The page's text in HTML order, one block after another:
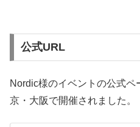
公式URL
Nordic様のイベントの公式
京・大阪で開催されました。